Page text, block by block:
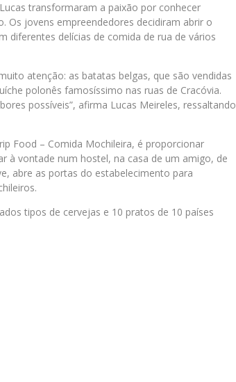
transformaram a paixão por conhecer
Os jovens empreendedores decidiram abrir o
diferentes delícias de comida de rua de vários
atenção: as batatas belgas, que são vendidas
polonês famosíssimo nas ruas de Cracóvia.
possíveis”, afirma Lucas Meireles, ressaltando
Food – Comida Mochileira, é proporcionar
à vontade num hostel, na casa de um amigo, de
abre as portas do estabelecimento para
tipos de cervejas e 10 pratos de 10 países